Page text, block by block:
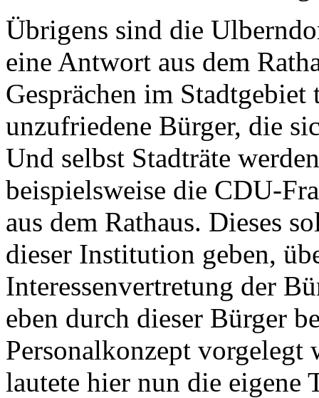
Übrigens sind die
eine Antwort aus dem
Gesprächen im
unzufriedene Bürger, die
Und selbst Stadträte
beispielsweise die CDU-
aus dem Rathaus. Dieses
dieser Institution geben,
Interessenvertretung der
eben durch dieser Bürger
Personalkonzept vorgelegt
lautete hier nun die eigene